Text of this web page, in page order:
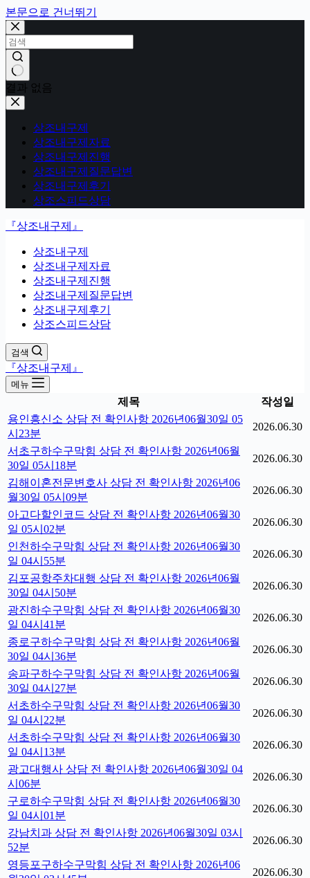
본문으로 건너뛰기
결과 없음
상조내구제
상조내구제자료
상조내구제진행
상조내구제질문답변
상조내구제후기
상조스피드상담
『상조내구제』
상조내구제
상조내구제자료
상조내구제진행
상조내구제질문답변
상조내구제후기
상조스피드상담
검색
『상조내구제』
메뉴
제목
작성일
용인흥신소 상담 전 확인사항 2026년06월30일 05
시23분
2026.06.30
서초구하수구막힘 상담 전 확인사항 2026년06월
30일 05시18분
2026.06.30
김해이혼전문변호사 상담 전 확인사항 2026년06
월30일 05시09분
2026.06.30
아고다할인코드 상담 전 확인사항 2026년06월30
일 05시02분
2026.06.30
인천하수구막힘 상담 전 확인사항 2026년06월30
일 04시55분
2026.06.30
김포공항주차대행 상담 전 확인사항 2026년06월
30일 04시50분
2026.06.30
광진하수구막힘 상담 전 확인사항 2026년06월30
일 04시41분
2026.06.30
종로구하수구막힘 상담 전 확인사항 2026년06월
30일 04시36분
2026.06.30
송파구하수구막힘 상담 전 확인사항 2026년06월
30일 04시27분
2026.06.30
서초하수구막힘 상담 전 확인사항 2026년06월30
일 04시22분
2026.06.30
서초하수구막힘 상담 전 확인사항 2026년06월30
일 04시13분
2026.06.30
광고대행사 상담 전 확인사항 2026년06월30일 04
시06분
2026.06.30
구로하수구막힘 상담 전 확인사항 2026년06월30
일 04시01분
2026.06.30
강남치과 상담 전 확인사항 2026년06월30일 03시
52분
2026.06.30
영등포구하수구막힘 상담 전 확인사항 2026년06
2026.06.30